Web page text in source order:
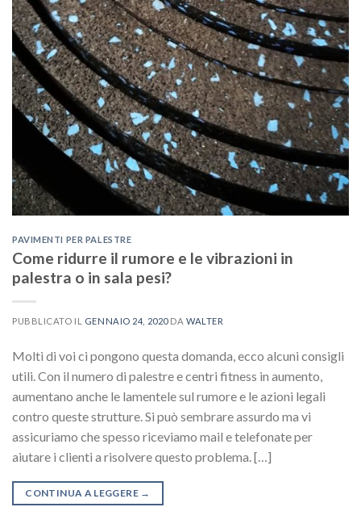
PAVIMENTI PER PALESTRE
Come ridurre il rumore e le vibrazioni in
palestra o in sala pesi?
PUBBLICATO IL GENNAIO 24, 2020DAWALTER
Molti di voi ci pongono questa domanda, ecco alcuni consigli
utili. Con il numero di palestre e centri fitness in aumento,
aumentano anche le lamentele sul rumore e le azioni legali
contro queste strutture. Si può sembrare assurdo ma vi
assicuriamo che spesso riceviamo mail e telefonate per
aiutare i clienti a risolvere questo problema. […]
CONTINUA A LEGGERE →